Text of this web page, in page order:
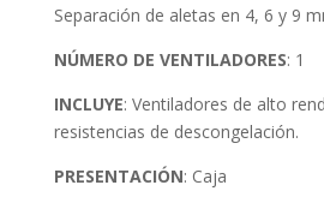
Separación de aletas en 4, 6 y 9
NÚMERO DE VENTILADORES: 1
INCLUYE: Ventiladores de alto
resistencias de descongelación.
PRESENTACIÓN: Caja